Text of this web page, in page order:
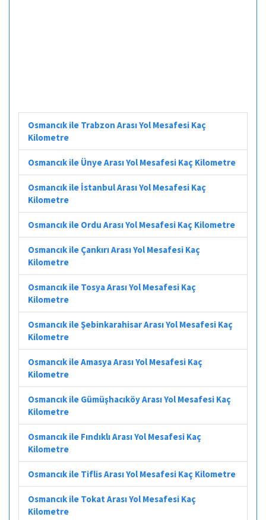
Osmancık ile Trabzon Arası Yol Mesafesi Kaç
Kilometre
Osmancık ile Ünye Arası Yol Mesafesi Kaç Kilometre
Osmancık ile İstanbul Arası Yol Mesafesi Kaç
Kilometre
Osmancık ile Ordu Arası Yol Mesafesi Kaç Kilometre
Osmancık ile Çankırı Arası Yol Mesafesi Kaç
Kilometre
Osmancık ile Tosya Arası Yol Mesafesi Kaç
Kilometre
Osmancık ile Şebinkarahisar Arası Yol Mesafesi Kaç
Kilometre
Osmancık ile Amasya Arası Yol Mesafesi Kaç
Kilometre
Osmancık ile Gümüşhacıköy Arası Yol Mesafesi Kaç
Kilometre
Osmancık ile Fındıklı Arası Yol Mesafesi Kaç
Kilometre
Osmancık ile Tiflis Arası Yol Mesafesi Kaç Kilometre
Osmancık ile Tokat Arası Yol Mesafesi Kaç
Kilometre